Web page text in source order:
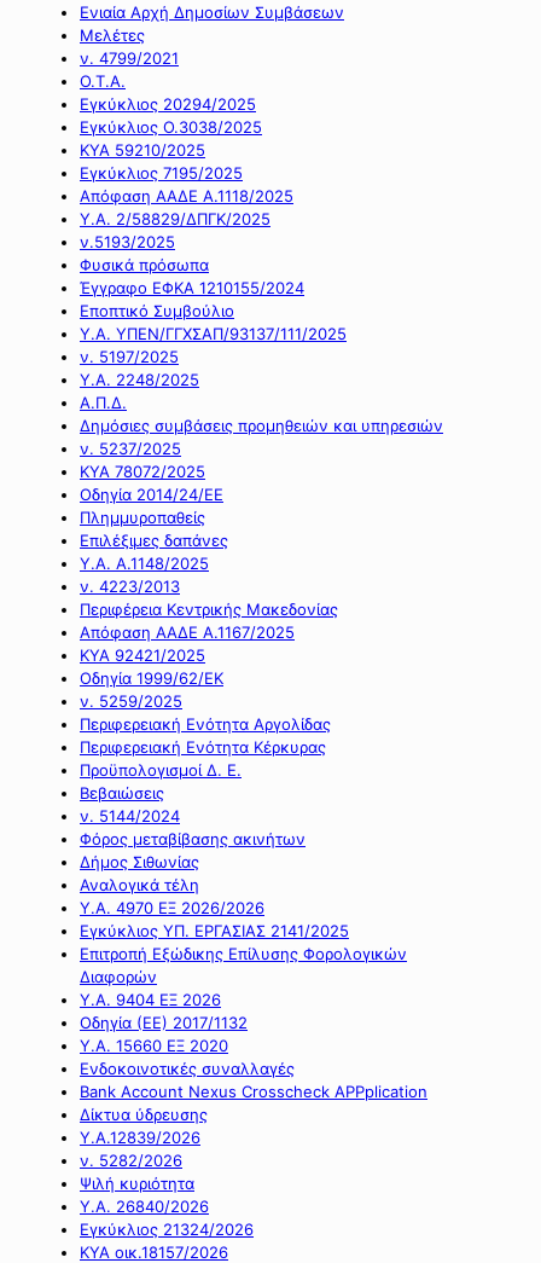
Ενιαία Αρχή Δημοσίων Συμβάσεων
Μελέτες
ν. 4799/2021
Ο.Τ.Α.
Εγκύκλιος 20294/2025
Εγκύκλιος Ο.3038/2025
ΚΥΑ 59210/2025
Εγκύκλιος 7195/2025
Απόφαση ΑΑΔΕ Α.1118/2025
Υ.Α. 2/58829/ΔΠΓΚ/2025
ν.5193/2025
Φυσικά πρόσωπα
Έγγραφο ΕΦΚΑ 1210155/2024
Εποπτικό Συμβούλιο
Υ.Α. ΥΠΕΝ/ΓΓΧΣΑΠ/93137/111/2025
ν. 5197/2025
Υ.Α. 2248/2025
Α.Π.Δ.
Δημόσιες συμβάσεις προμηθειών και υπηρεσιών
ν. 5237/2025
ΚΥΑ 78072/2025
Οδηγία 2014/24/ΕΕ
Πλημμυροπαθείς
Επιλέξιμες δαπάνες
Υ.Α. Α.1148/2025
ν. 4223/2013
Περιφέρεια Κεντρικής Μακεδονίας
Απόφαση ΑΑΔΕ Α.1167/2025
ΚΥΑ 92421/2025
Οδηγία 1999/62/ΕΚ
ν. 5259/2025
Περιφερειακή Ενότητα Αργολίδας
Περιφερειακή Ενότητα Κέρκυρας
Προϋπολογισμοί Δ. Ε.
Βεβαιώσεις
ν. 5144/2024
Φόρος μεταβίβασης ακινήτων
Δήμος Σιθωνίας
Αναλογικά τέλη
Υ.Α. 4970 ΕΞ 2026/2026
Εγκύκλιος ΥΠ. ΕΡΓΑΣΙΑΣ 2141/2025
Επιτροπή Εξώδικης Επίλυσης Φορολογικών
Διαφορών
Υ.Α. 9404 ΕΞ 2026
Οδηγία (ΕΕ) 2017/1132
Υ.Α. 15660 ΕΞ 2020
Ενδοκοινοτικές συναλλαγές
Bank Account Nexus Crosscheck APPplication
Δίκτυα ύδρευσης
Υ.Α.12839/2026
ν. 5282/2026
Ψιλή κυριότητα
Υ.Α. 26840/2026
Εγκύκλιος 21324/2026
ΚΥΑ οικ.18157/2026